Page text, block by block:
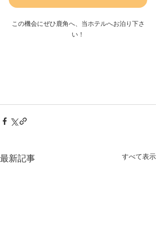
この機会にぜひ鹿角へ、当ホテルへお泊り下さ
い！
最新記事 すべて表示